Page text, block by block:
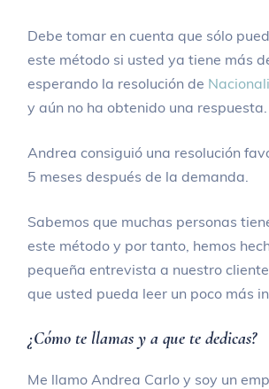
Debe tomar en cuenta que sólo
este método si usted ya tiene más
esperando la resolución de
y aún no ha obtenido una respuesta.
Andrea consiguió una resolución
5 meses después de la demanda.
Sabemos que muchas personas
este método y por tanto, hemos
pequeña entrevista a nuestro
que usted pueda leer un poco más
¿Cómo te llamas y a que te dedicas?
Me llamo Andrea Carlo y soy un